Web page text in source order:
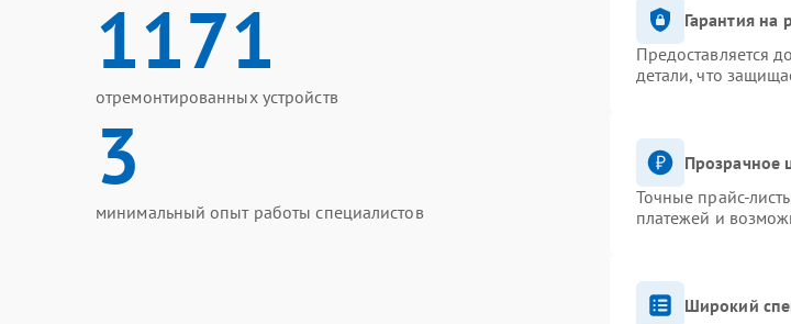
1171
отремонтированных устройств
3
минимальный опыт работы специалистов
Гарантия на
Предоставляется
детали, что
Прозрачное
Точные прайс-
платежей и
Широкий